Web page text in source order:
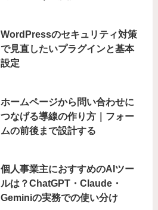
WordPressのセキュリティ対策
で見直したいプラグインと基本
設定
ホームページから問い合わせに
つなげる導線の作り方｜フォー
ムの前後まで設計する
個人事業主におすすめのAIツー
ルは？ChatGPT・Claude・
Geminiの実務での使い分け